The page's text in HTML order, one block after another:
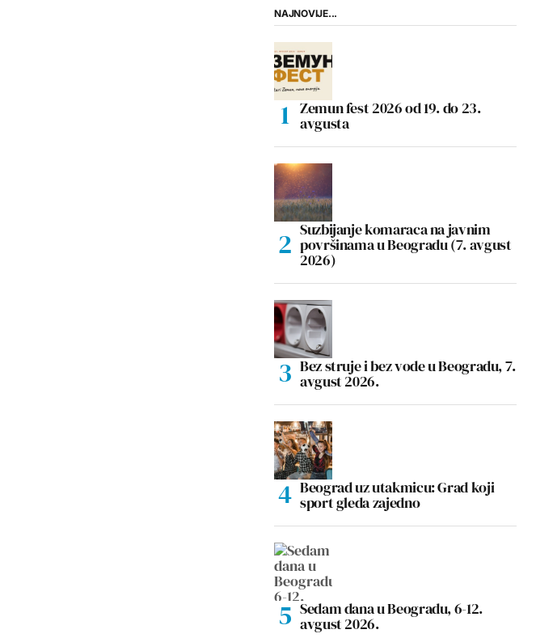
NAJNOVIJE...
Zemun fest 2026 od 19. do 23.
avgusta
Suzbijanje komaraca na javnim
površinama u Beogradu (7. avgust
2026)
Bez struje i bez vode u Beogradu, 7.
avgust 2026.
Beograd uz utakmicu: Grad koji
sport gleda zajedno
Sedam dana u Beogradu, 6-12.
avgust 2026.